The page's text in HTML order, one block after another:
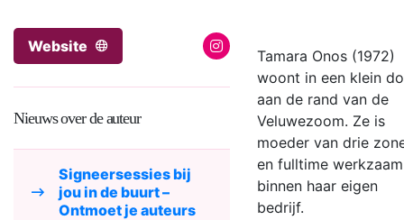
Website
Nieuws over de auteur
Signeersessies bij
jou in de buurt –
Ontmoet je auteurs
Tamara Onos (1972)
woont in een klein
aan de rand van de
Veluwezoom. Ze is
moeder van drie
en fulltime werkzaam
binnen haar eigen
bedrijf.